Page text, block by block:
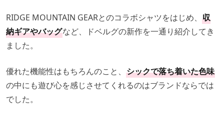
RIDGE MOUNTAIN GEARとのコラボシャツをはじめ、 収
納ギアやバッグなど、ドベルグの新作を一通り紹介してき
ました。
優れた機能性はもちろんのこと、 シックで落ち着いた色味
の中にも遊び心を感じさせてくれるのはブランドならでは
でした。